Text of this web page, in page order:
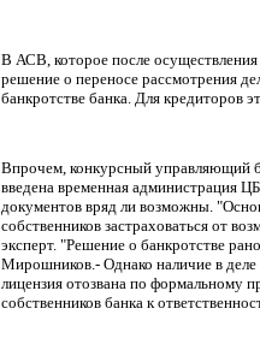
В АСВ, которое после
решение о переносе рассмотрения
банкротстве банка. Для кредиторов
Впрочем, конкурсный управляющий
введена временная администрация
документов вряд ли возможны.
собственников застраховаться от
эксперт. "Решение о банкротстве
Мирошников.- Однако наличие в деле
лицензия отозвана по формальному
собственников банка к